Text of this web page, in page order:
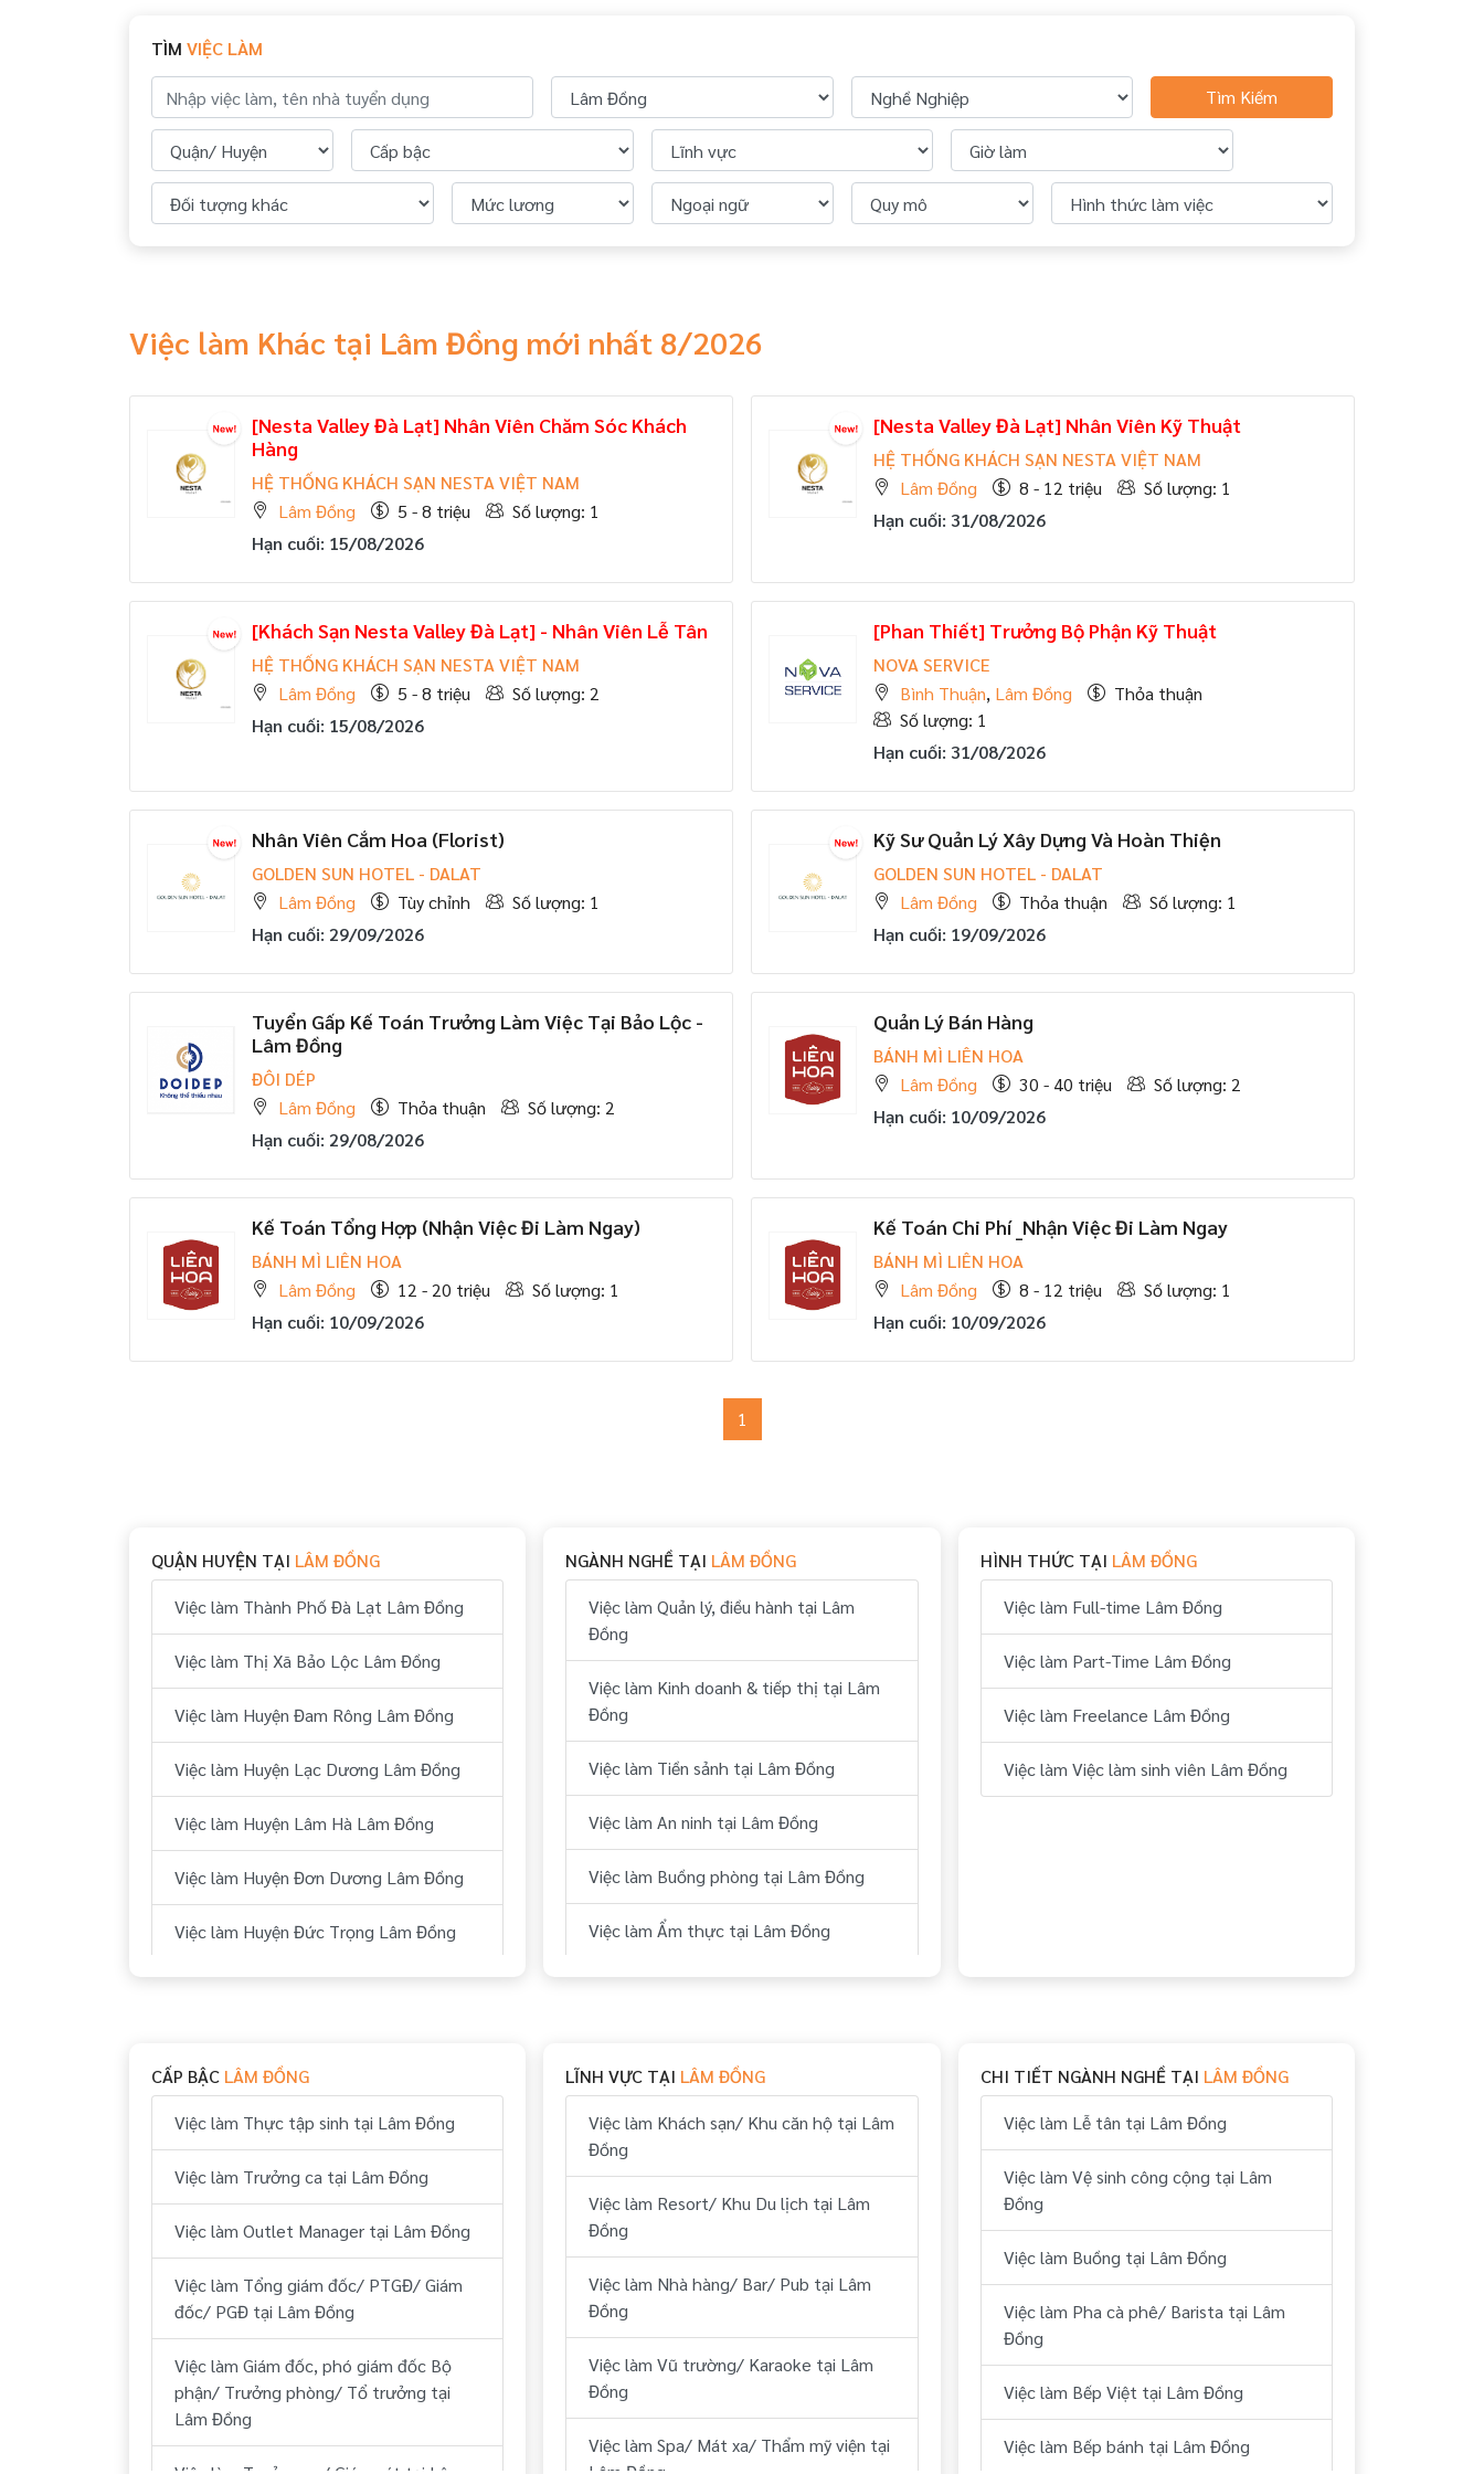
TÌM VIỆC LÀM
Tìm Kiếm
Việc làm Khác tại Lâm Đồng mới nhất 8/2026
[Nesta Valley Đà Lạt] Nhân Viên Chăm Sóc Khách
Hàng
HỆ THỐNG KHÁCH SẠN NESTA VIỆT NAM
Lâm Đồng
5 - 8 triệu
Số lượng: 1
Hạn cuối: 15/08/2026
[Nesta Valley Đà Lạt] Nhân Viên Kỹ Thuật
HỆ THỐNG KHÁCH SẠN NESTA VIỆT NAM
Lâm Đồng
8 - 12 triệu
Số lượng: 1
Hạn cuối: 31/08/2026
[Khách Sạn Nesta Valley Đà Lạt] - Nhân Viên Lễ Tân
HỆ THỐNG KHÁCH SẠN NESTA VIỆT NAM
Lâm Đồng
5 - 8 triệu
Số lượng: 2
Hạn cuối: 15/08/2026
[Phan Thiết] Trưởng Bộ Phận Kỹ Thuật
NOVA SERVICE
Bình Thuận, Lâm Đồng
Thỏa thuận
Số lượng: 1
Hạn cuối: 31/08/2026
Nhân Viên Cắm Hoa (Florist)
GOLDEN SUN HOTEL - DALAT
Lâm Đồng
Tùy chỉnh
Số lượng: 1
Hạn cuối: 29/09/2026
Kỹ Sư Quản Lý Xây Dựng Và Hoàn Thiện
GOLDEN SUN HOTEL - DALAT
Lâm Đồng
Thỏa thuận
Số lượng: 1
Hạn cuối: 19/09/2026
Tuyển Gấp Kế Toán Trưởng Làm Việc Tại Bảo Lộc -
Lâm Đồng
ĐÔI DÉP
Lâm Đồng
Thỏa thuận
Số lượng: 2
Hạn cuối: 29/08/2026
Quản Lý Bán Hàng
BÁNH MÌ LIÊN HOA
Lâm Đồng
30 - 40 triệu
Số lượng: 2
Hạn cuối: 10/09/2026
Kế Toán Tổng Hợp (Nhận Việc Đi Làm Ngay)
BÁNH MÌ LIÊN HOA
Lâm Đồng
12 - 20 triệu
Số lượng: 1
Hạn cuối: 10/09/2026
Kế Toán Chi Phí _Nhận Việc Đi Làm Ngay
BÁNH MÌ LIÊN HOA
Lâm Đồng
8 - 12 triệu
Số lượng: 1
Hạn cuối: 10/09/2026
1
QUẬN HUYỆN TẠI LÂM ĐỒNG
Việc làm Thành Phố Đà Lạt Lâm Đồng
Việc làm Thị Xã Bảo Lộc Lâm Đồng
Việc làm Huyện Đam Rông Lâm Đồng
Việc làm Huyện Lạc Dương Lâm Đồng
Việc làm Huyện Lâm Hà Lâm Đồng
Việc làm Huyện Đơn Dương Lâm Đồng
Việc làm Huyện Đức Trọng Lâm Đồng
Việc làm Huyện Đạ Huoai Lâm Đồng
Việc làm Huyện Đạ Tẻh Lâm Đồng
Việc làm Huyện Cát Tiên Lâm Đồng
NGÀNH NGHỀ TẠI LÂM ĐỒNG
Việc làm Quản lý, điều hành tại Lâm
Đồng
Việc làm Kinh doanh & tiếp thị tại Lâm
Đồng
Việc làm Tiền sảnh tại Lâm Đồng
Việc làm An ninh tại Lâm Đồng
Việc làm Buồng phòng tại Lâm Đồng
Việc làm Ẩm thực tại Lâm Đồng
Việc làm Vui chơi & giải trí tại Lâm Đồng
Việc làm Hành chính, nhân sự tại Lâm
Đồng
Việc làm Tài chính, kế toán tại Lâm
Đồng
Việc làm Kỹ thuật tại Lâm Đồng
Việc làm Lái xe tại Lâm Đồng
Việc làm Lữ hành/ Du lịch (HDV, ĐH
Tour...) tại Lâm Đồng
HÌNH THỨC TẠI LÂM ĐỒNG
Việc làm Full-time Lâm Đồng
Việc làm Part-Time Lâm Đồng
Việc làm Freelance Lâm Đồng
Việc làm Việc làm sinh viên Lâm Đồng
CẤP BẬC LÂM ĐỒNG
Việc làm Thực tập sinh tại Lâm Đồng
Việc làm Trưởng ca tại Lâm Đồng
Việc làm Outlet Manager tại Lâm Đồng
Việc làm Tổng giám đốc/ PTGĐ/ Giám
đốc/ PGĐ tại Lâm Đồng
Việc làm Giám đốc, phó giám đốc Bộ
phận/ Trưởng phòng/ Tổ trưởng tại
Lâm Đồng
LĨNH VỰC TẠI LÂM ĐỒNG
Việc làm Khách sạn/ Khu căn hộ tại Lâm
Đồng
Việc làm Resort/ Khu Du lịch tại Lâm
Đồng
Việc làm Nhà hàng/ Bar/ Pub tại Lâm
Đồng
Việc làm Vũ trường/ Karaoke tại Lâm
Đồng
Việc làm Spa/ Mát xa/ Thẩm mỹ viện tại
CHI TIẾT NGÀNH NGHỀ TẠI LÂM ĐỒNG
Việc làm Lễ tân tại Lâm Đồng
Việc làm Vệ sinh công cộng tại Lâm
Đồng
Việc làm Buồng tại Lâm Đồng
Việc làm Pha cà phê/ Barista tại Lâm
Đồng
Việc làm Bếp Việt tại Lâm Đồng
Việc làm Bếp bánh tại Lâm Đồng